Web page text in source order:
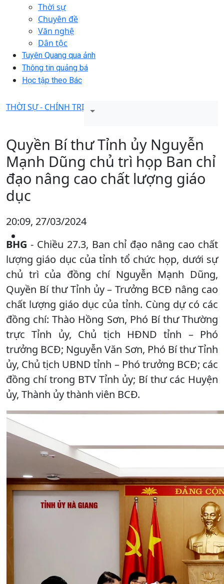
Thời sự
Chuyên đề
Văn nghệ
Dân tộc
Tuyên Quang qua ảnh
Thông tin quảng bá
Học tập theo Bác
THỜI SỰ - CHÍNH TRỊ
Quyền Bí thư Tỉnh ủy Nguyễn
Mạnh Dũng chủ trì họp Ban chỉ
đạo nâng cao chất lượng giáo
dục
20:09, 27/03/2024
BHG - Chiều 27.3, Ban chỉ đạo nâng cao chất
lượng giáo dục của tỉnh tổ chức họp, dưới sự
chủ trì của đồng chí Nguyễn Mạnh Dũng,
Quyền Bí thư Tỉnh ủy – Trưởng BCĐ nâng cao
chất lượng giáo dục của tỉnh. Cùng dự có các
đồng chí: Thào Hồng Sơn, Phó Bí thư Thường
trực Tỉnh ủy, Chủ tịch HĐND tỉnh – Phó
trưởng BCĐ; Nguyễn Văn Sơn, Phó Bí thư Tỉnh
ủy, Chủ tịch UBND tỉnh – Phó trưởng BCĐ; các
đồng chí trong BTV Tỉnh ủy; Bí thư các Huyện
ủy, Thành ủy thành viên BCĐ.